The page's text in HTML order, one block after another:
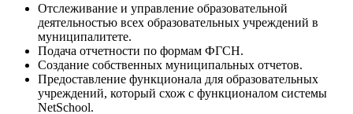
Отслеживание и управление образовательной
деятельностью всех образовательных учреждений в
муниципалитете.
Подача отчетности по формам ФГСН.
Создание собственных муниципальных отчетов.
Предоставление функционала для образовательных
учреждений, который схож с функционалом системы
NetSchool.